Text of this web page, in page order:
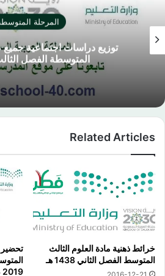
المرحلة
توزيع دراسات اجتماعية
المتوسطة الفصل الثالث
Related Articles
خرائط ذهنية مادة العلوم الثالث
المتوسط الفصل الثاني 1438 هـ
2019 م